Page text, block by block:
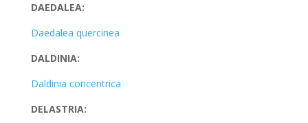
DAEDALEA:
Daedalea quercinea
DALDINIA:
Daldinia concentrica
DELASTRIA: